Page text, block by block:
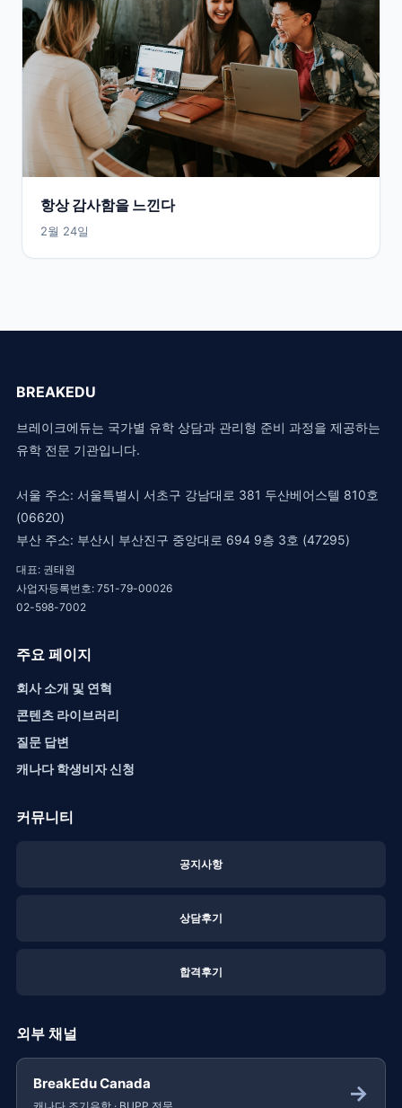
항상 감사함을 느낀다
2월 24일
BREAKEDU
브레이크에듀는 국가별 유학 상담과 관리형 준비 과정을 제공하는
유학 전문 기관입니다.
서울 주소: 서울특별시 서초구 강남대로 381 두산베어스텔 810호
(06620)
부산 주소: 부산시 부산진구 중앙대로 694 9층 3호 (47295)
대표: 권태원
사업자등록번호: 751-79-00026
02-598-7002
주요 페이지
회사 소개 및 연혁
콘텐츠 라이브러리
질문 답변
캐나다 학생비자 신청
커뮤니티
공지사항
상담후기
합격후기
외부 채널
BreakEdu Canada →